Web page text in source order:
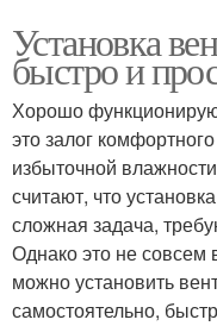
Установка
быстро и
Хорошо
это залог
избыточной
считают, что
сложная задача,
Однако это не совсем
можно установить
самостоятельно,